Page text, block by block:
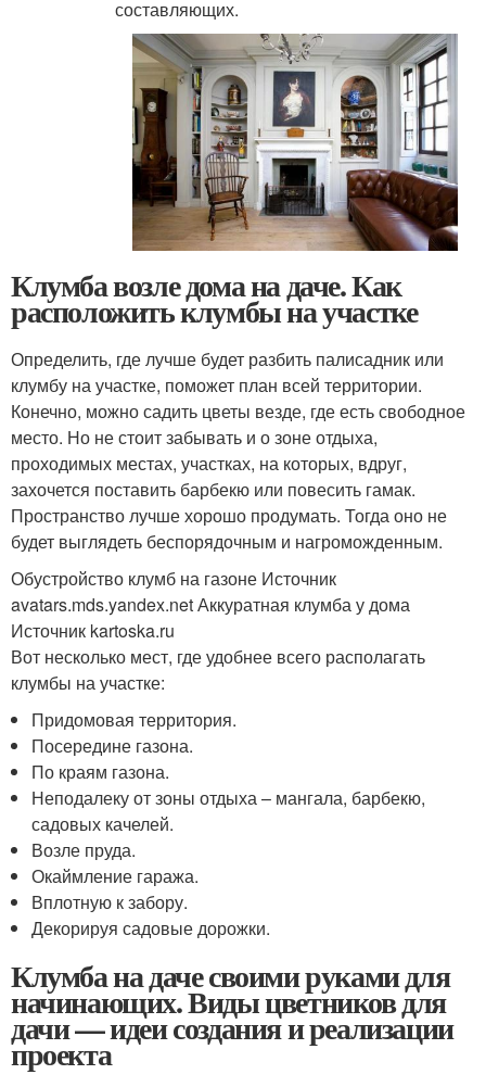
составляющих.
Клумба возле дома на даче. Как
расположить клумбы на участке
Определить, где лучше будет разбить палисадник или
клумбу на участке, поможет план всей территории.
Конечно, можно садить цветы везде, где есть свободное
место. Но не стоит забывать и о зоне отдыха,
проходимых местах, участках, на которых, вдруг,
захочется поставить барбекю или повесить гамак.
Пространство лучше хорошо продумать. Тогда оно не
будет выглядеть беспорядочным и нагроможденным.
Обустройство клумб на газоне Источник
avatars.mds.yandex.netАккуратная клумба у дома
Источник kartoska.ru
Вот несколько мест, где удобнее всего располагать
клумбы на участке:
Придомовая территория.
Посередине газона.
По краям газона.
Неподалеку от зоны отдыха – мангала, барбекю,
садовых качелей.
Возле пруда.
Окаймление гаража.
Вплотную к забору.
Декорируя садовые дорожки.
Клумба на даче своими руками для
начинающих. Виды цветников для
дачи — идеи создания и реализации
проекта